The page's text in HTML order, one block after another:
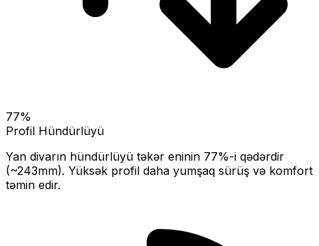
77%
Profil Hündürlüyü
Yan divarın hündürlüyü təkər eninin 77%-i qədərdir
(~243mm). Yüksək profil daha yumşaq sürüş və komfort
təmin edir.